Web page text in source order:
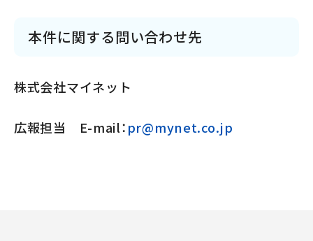
本件に関する問い合わせ先
株式会社マイネット
広報担当 E-mail：pr@mynet.co.jp